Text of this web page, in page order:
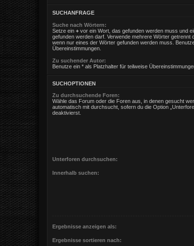
SUCHANFRAGE
Suche nach Wörtern:
Setze ein + vor ein Wort, das gefunden werden muss und
gefunden werden darf. Verwende mehrere Wörter getrennt
wenn nur eines der Wörter gefunden werden muss.
Übereinstimmungen.
Zu suchender Autor:
Benutze ein * als Platzhalter für teilweise
SUCHOPTIONEN
Zu durchsuchende Foren:
Wähle das Forum oder die Foren aus, in denen gesucht
automatisch mit durchsucht, sofern du die Option
deaktivierst.
Unterforen durchsuchen:
Innerhalb suchen:
Ergebnisse anzeigen als:
Ergebnisse sortieren nach: